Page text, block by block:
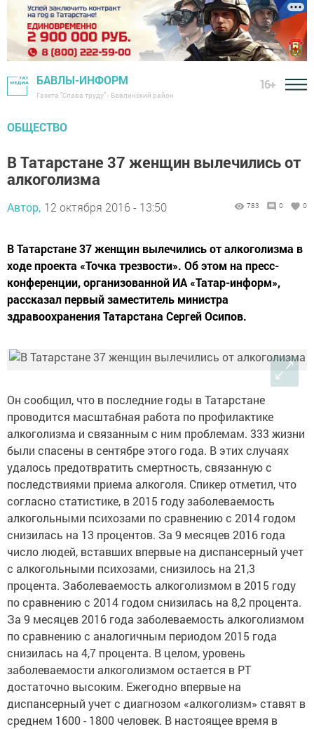
БАВЛЫ-ИНФОРМ
Газета "Слава труду" - Бавлинский район
16+
ОБЩЕСТВО
В Татарстане 37 женщин вылечились от
алкоголизма
Автор, 12 октября 2016 - 13:50 783 0 0
В Татарстане 37 женщин вылечились от алкоголизма в
ходе проекта «Точка трезвости». Об этом на пресс-
конференции, организованной ИА «Татар-информ»,
рассказал первый заместитель министра
здравоохранения Татарстана Сергей Осипов.
Он сообщил, что в последние годы в Татарстане
проводится масштабная работа по профилактике
алкоголизма и связанным с ним проблемам. 333 жизни
были спасены в сентябре этого года. В этих случаях
удалось предотвратить смертность, связанную с
последствиями приема алкоголя. Спикер отметил, что
согласно статистике, в 2015 году заболеваемость
алкогольными психозами по сравнению с 2014 годом
снизилась на 13 процентов. За 9 месяцев 2016 года
число людей, вставших впервые на диспансерный учет
с алкогольными психозами, снизилось на 21,3
процента. Заболеваемость алкоголизмом в 2015 году
по сравнению с 2014 годом снизилась на 8,2 процента.
За 9 месяцев 2016 года заболеваемость алкоголизмом
по сравнению с аналогичным периодом 2015 года
снизилась на 4,7 процента. В целом, уровень
заболеваемости алкоголизмом остается в РТ
достаточно высоким. Ежегодно впервые на
диспансерный учет с диагнозом «алкоголизм» ставят в
среднем 1600 - 1800 человек. В настоящее время в